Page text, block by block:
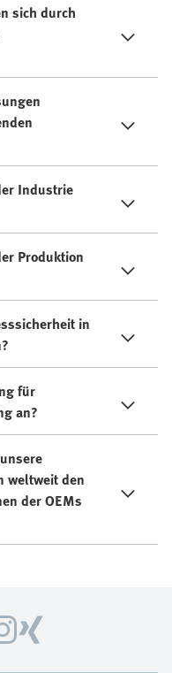
sich durch
Industrie
Produktion
in
für
an?
weltweit den
der OEMs